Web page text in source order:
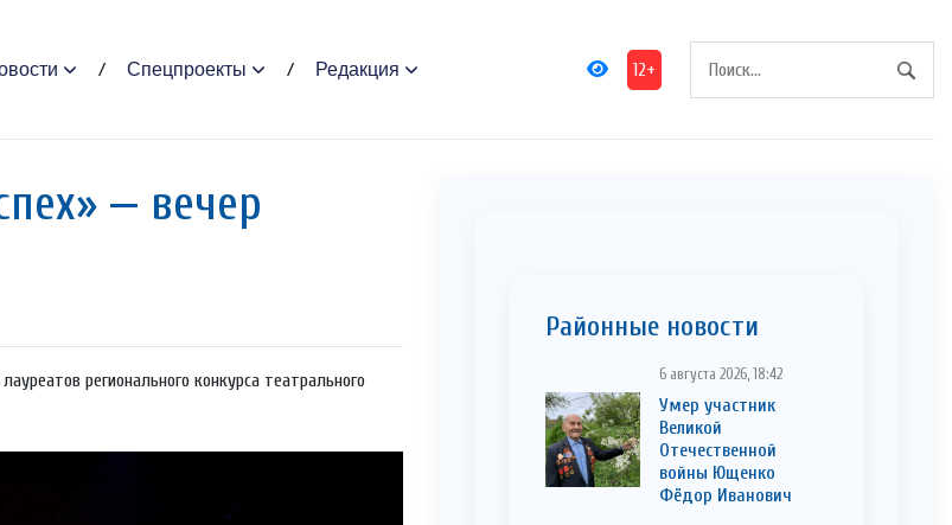
Спецпроекты Редакция 12+
— вечер
регионального конкурса театрального
Районные новости
6 августа 2026, 18:42
Умер участник
Великой
Отечественной
войны Ющенко
Фёдор Иванович